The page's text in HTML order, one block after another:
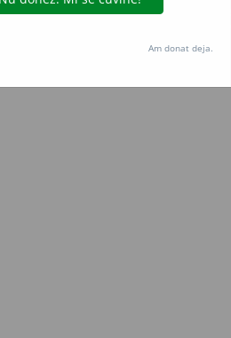
orice metode de extragere automată
seturilor de date oferite oficial spre utilizare
Hosterion
Am donat deja.